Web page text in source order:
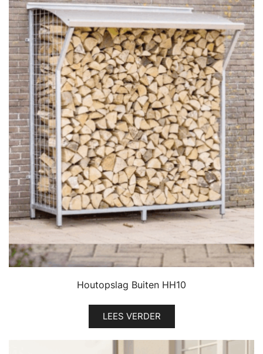
Houtopslag Buiten HH10
LEES VERDER